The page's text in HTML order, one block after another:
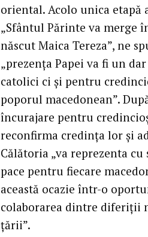
oriental. Acolo unica etapă
„Sfântul Părinte va merge
născut Maica Tereza”, ne
„prezența Papei va fi un
catolici ci și pentru
poporul macedonean”.
încurajare pentru
reconfirma credința lor și
Călătoria „va reprezenta
pace pentru fiecare
această ocazie într-o
colaborarea dintre diferiții
țării”.